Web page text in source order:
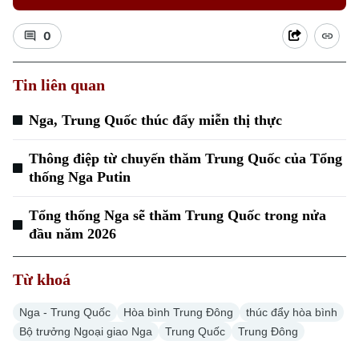
0
Tin liên quan
Nga, Trung Quốc thúc đẩy miễn thị thực
Thông điệp từ chuyến thăm Trung Quốc của Tổng
thống Nga Putin
Tổng thống Nga sẽ thăm Trung Quốc trong nửa
đầu năm 2026
Từ khoá
Nga - Trung Quốc Hòa bình Trung Đông
thúc đẩy hòa bình
Bộ trưởng Ngoại giao Nga
Trung Quốc Trung Đông